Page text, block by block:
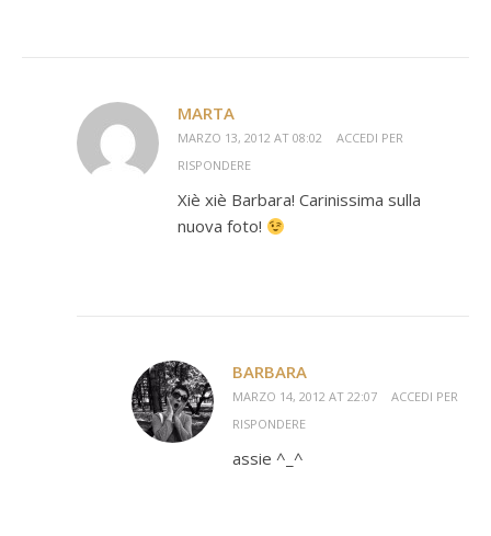
MARTA
MARZO 13, 2012 AT 08:02
ACCEDI PER
RISPONDERE
Xiè xiè Barbara! Carinissima sulla
nuova foto!
BARBARA
MARZO 14, 2012 AT 22:07
ACCEDI PER
RISPONDERE
assie ^_^